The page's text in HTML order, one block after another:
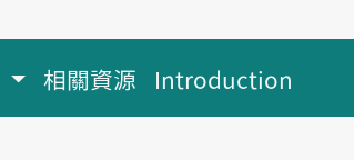
相關資源 Introduction